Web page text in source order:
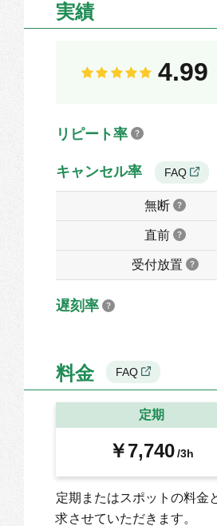
実績
4.99
リピート率
キャンセル率 FAQ
無断
直前
受付放置
遅刻率
料金 FAQ
定期
￥7,740 /3h
定期またはスポットの料金
求させていただきます。